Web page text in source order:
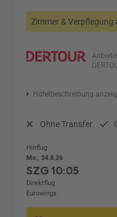
Zimmer & Verpflegung
Hotelbeschreibung
Ohne Transfer
Hinflug
Mo., 24.8.26
SZG10:05
Direktflug
Eurowings